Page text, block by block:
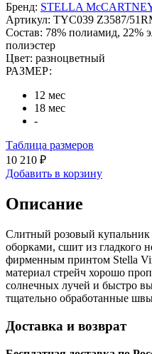
Бренд: STELLA
Артикул: TYC039 Z3587/
Состав: 78% полиамид, 22%
полиэстер
Цвет: разноцветный
РАЗМЕР:
12 мес
18 мес
-
Таблица размеров
10 210 ₽
Добавить в корзину
Описание
Слитный розовый
оборками, сшит из гладкого
фирменным принтом Stella
материал стрейч хорошо
солнечных лучей и быстро
тщательно обработанные
Доставка и возврат